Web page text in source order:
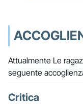
Attualmente Le
seguente
Critica